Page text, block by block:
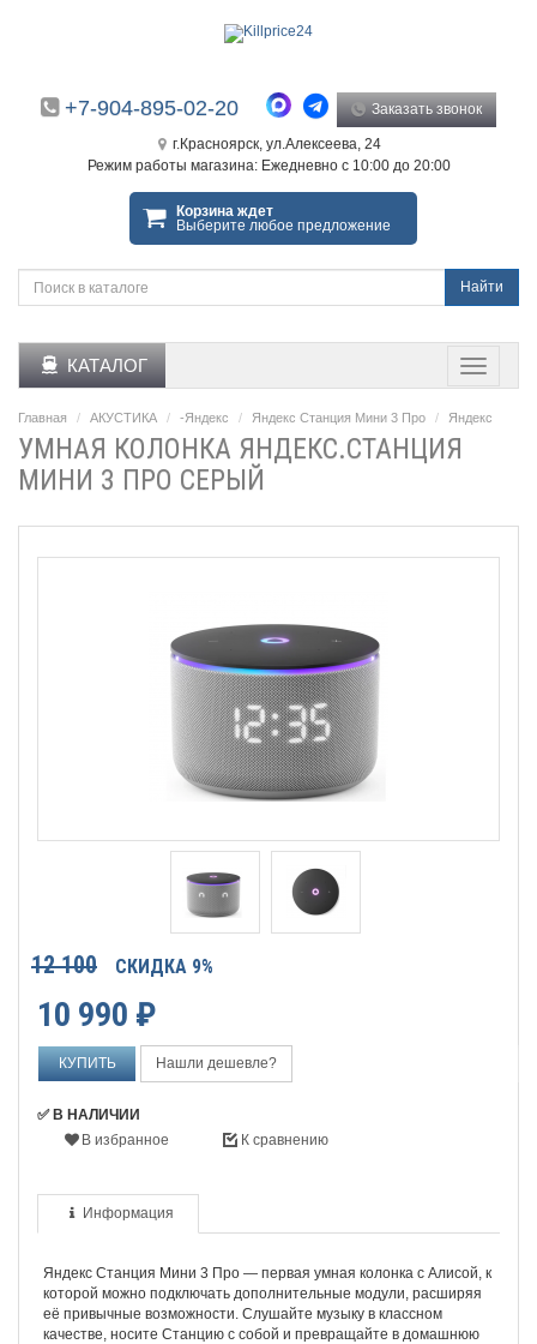
+7-904-895-02-20 Заказать звонок
г.Красноярск, ул.Алексеева, 24
Режим работы магазина: Ежедневно с 10:00 до 20:00
Корзина ждет
Выберите любое предложение
Найти
КАТАЛОГ
Главная АКУСТИКА -Яндекс Яндекс Станция Мини 3 Про Яндекс
УМНАЯ КОЛОНКА ЯНДЕКС.СТАНЦИЯ
МИНИ 3 ПРО СЕРЫЙ
12 100 СКИДКА 9%
10 990 ₽
Нашли дешевле?
✅ В НАЛИЧИИ
В избранное
К сравнению
Информация
Яндекс Станция Мини 3 Про — первая умная колонка с Алисой, к
которой можно подключать дополнительные модули, расширяя
её привычные возможности. Слушайте музыку в классном
качестве, носите Станцию с собой и превращайте в домашнюю